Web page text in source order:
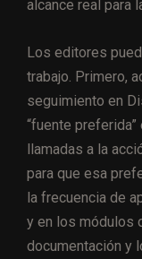
alcance real para
Los editores
trabajo. Primero,
seguimiento en
“fuente
llamadas a la
para que esa
la frecuencia de
y en los módulos
documentación y